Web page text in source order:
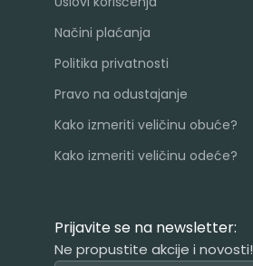
Načini plaćanja
Politika privatnosti
Pravo na odustajanje
Kako izmeriti veličinu obuće?
Kako izmeriti veličinu odeće?
Prijavite se na newsletter:
Ne propustite akcije i novosti!